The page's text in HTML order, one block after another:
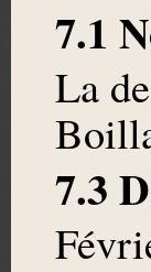
7.1
La
7.3